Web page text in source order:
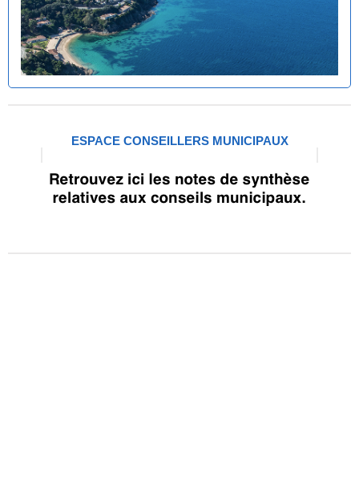
ESPACE CONSEILLERS MUNICIPAUX